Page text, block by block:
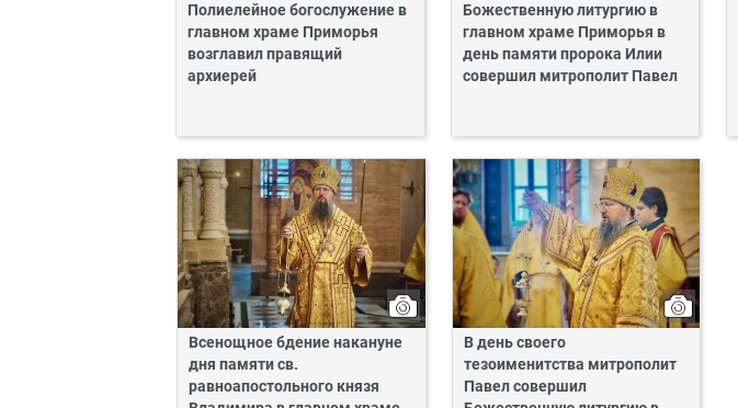
Полиелейное богослужение в
главном храме Приморья
возглавил правящий
архиерей
Божественную литургию в
главном храме Приморья в
день памяти пророка Илии
совершил митрополит Павел
Всенощное бдение накануне
дня памяти св.
равноапостольного князя
В день своего
тезоименитства митрополит
Павел совершил